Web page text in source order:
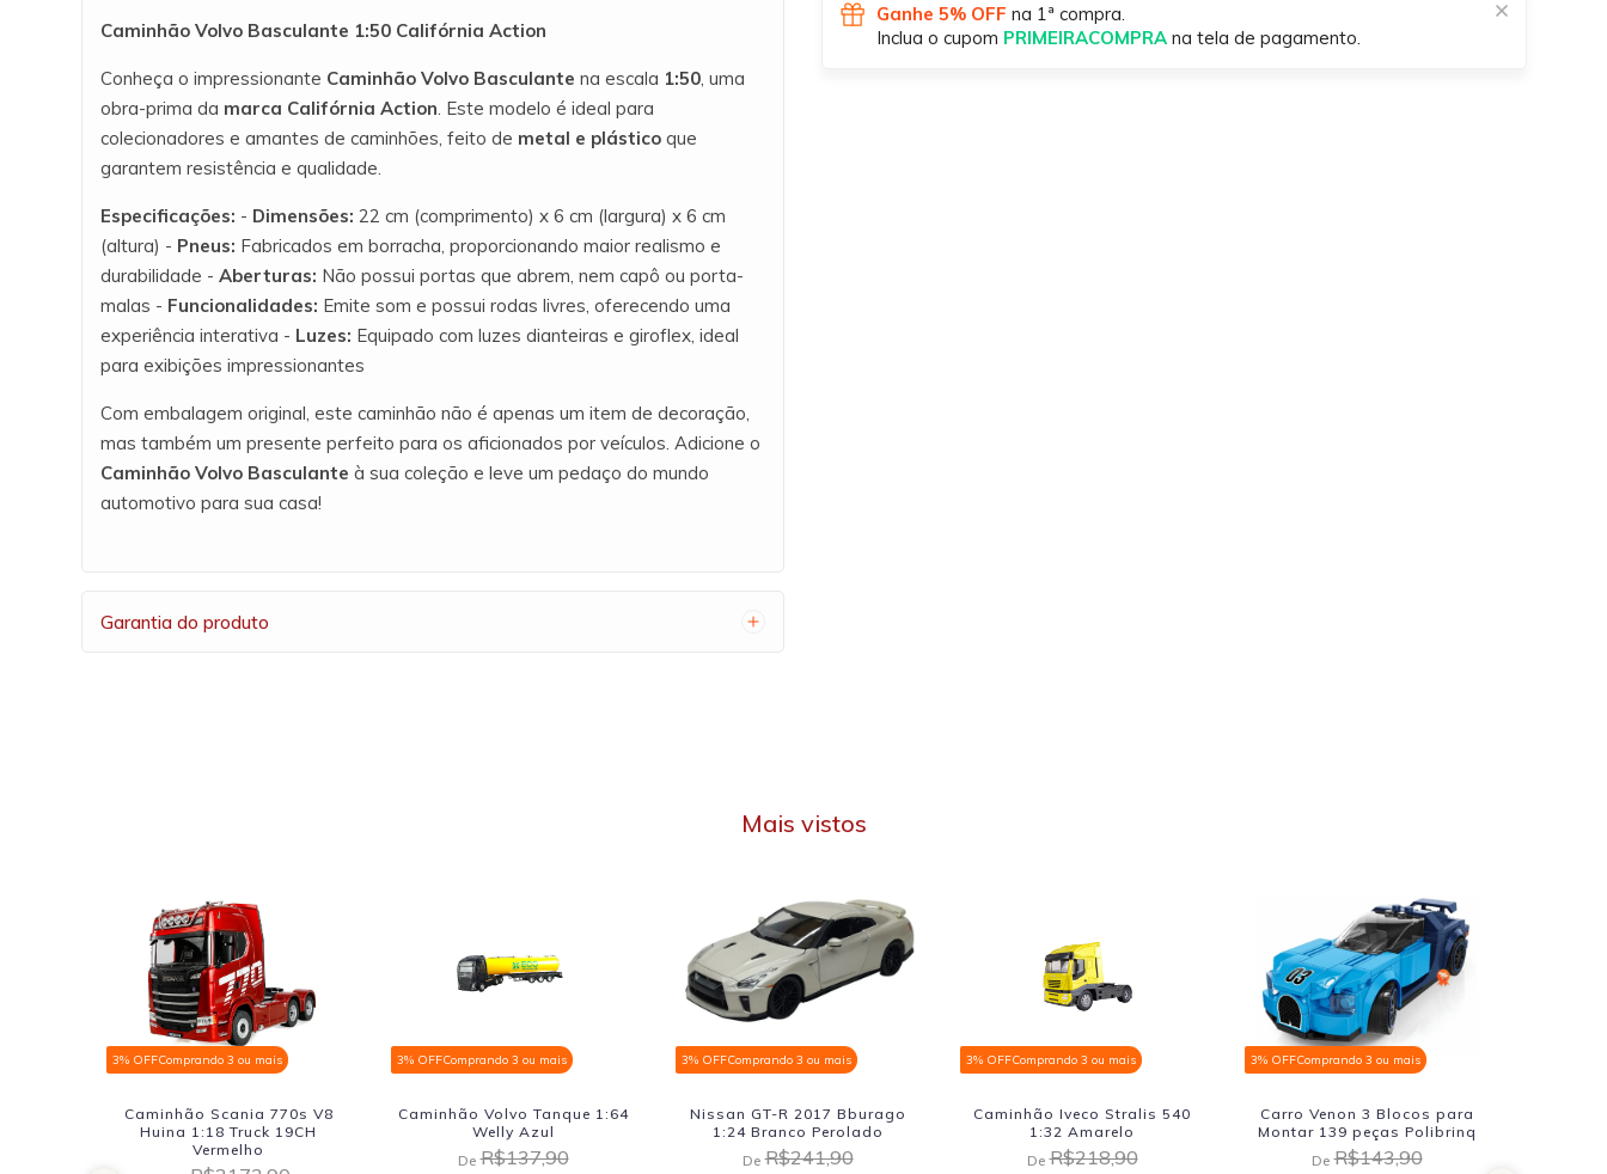
Caminhão Volvo Basculante 1:50 Califórnia Action
Conheça o impressionante Caminhão Volvo Basculante na escala 1:50, uma
obra-prima da marca Califórnia Action. Este modelo é ideal para
colecionadores e amantes de caminhões, feito de metal e plástico que
garantem resistência e qualidade.
Especificações: - Dimensões: 22 cm (comprimento) x 6 cm (largura) x 6 cm
(altura) - Pneus: Fabricados em borracha, proporcionando maior realismo e
durabilidade - Aberturas: Não possui portas que abrem, nem capô ou porta-
malas - Funcionalidades: Emite som e possui rodas livres, oferecendo uma
experiência interativa - Luzes: Equipado com luzes dianteiras e giroflex, ideal
para exibições impressionantes
Com embalagem original, este caminhão não é apenas um item de decoração,
mas também um presente perfeito para os aficionados por veículos. Adicione o
Caminhão Volvo Basculante à sua coleção e leve um pedaço do mundo
automotivo para sua casa!
Garantia do produto
Ganhe 5% OFF na 1ª compra.
Inclua o cupom PRIMEIRACOMPRA na tela de pagamento.
Mais vistos
3% OFFComprando 3 ou mais
Caminhão Scania 770s V8
Huina 1:18 Truck 19CH
Vermelho
3% OFFComprando 3 ou mais
Caminhão Volvo Tanque 1:64
Welly Azul
De R$137,90
3% OFFComprando 3 ou mais
Nissan GT-R 2017 Bburago
1:24 Branco Perolado
De R$241,90
3% OFFComprando 3 ou mais
Caminhão Iveco Stralis 540
1:32 Amarelo
De R$218,90
3% OFFComprando 3 ou mais
Carro Venon 3 Blocos para
Montar 139 peças Polibrinq
De R$143,90